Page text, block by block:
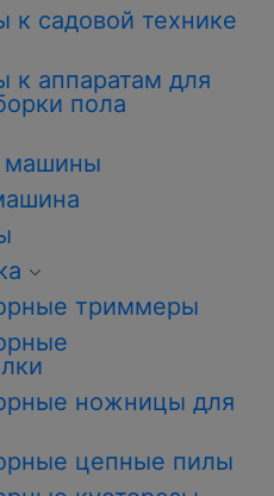
к садовой технике
к аппаратам для
пола
машины
триммеры
ножницы для
цепные пилы